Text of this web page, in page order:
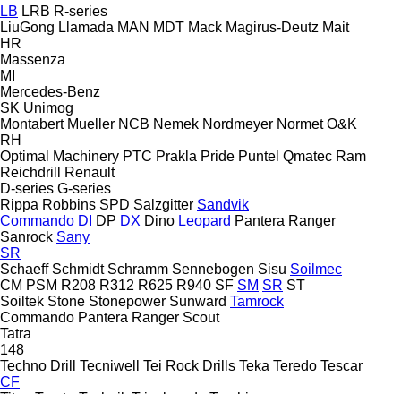
LB LRB R-series
LiuGong Llamada MAN MDT Mack Magirus-Deutz Mait
HR
Massenza
MI
Mercedes-Benz
SK Unimog
Montabert Mueller NCB Nemek Nordmeyer Normet O&K
RH
Optimal Machinery PTC Prakla Pride Puntel Qmatec Ram
Reichdrill
Renault
D-series G-series
Rippa Robbins SPD Salzgitter Sandvik
Commando DI DP DX Dino Leopard Pantera Ranger
Sanrock Sany
SR
Schaeff Schmidt Schramm Sennebogen Sisu Soilmec
CM PSM R208 R312 R625 R940 SF SM SR ST
Soiltek Stone Stonepower Sunward Tamrock
Commando Pantera Ranger Scout
Tatra
148
Techno Drill
Tecniwell Tei Rock Drills Teka Teredo Tescar
CF